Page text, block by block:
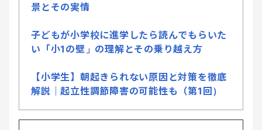
景とその実情
子どもが小学校に進学したら読んでもらいた
い「小1の壁」の理解とその乗り越え方
【小学生】朝起きられない原因と対策を徹底
解説｜起立性調節障害の可能性も（第1回）